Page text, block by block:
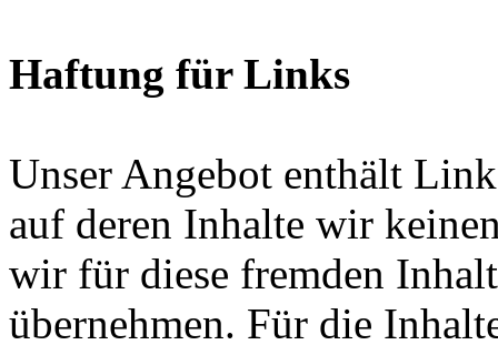
Haftung für Links
Unser Angebot enthält
auf deren Inhalte wir
wir für diese fremden
übernehmen. Für die